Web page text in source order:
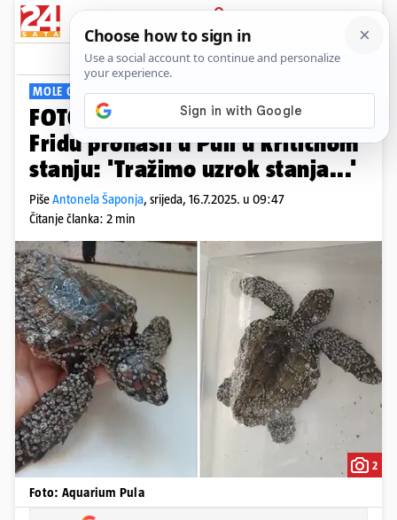
PRIJAVA
Viral Komentari
MOLE GRAĐANE DA PRIJAVE PRONALAZAK
FOTO Kornjače Raula, Havajku i
Fridu pronašli u Puli u kritičnom
stanju: 'Tražimo uzrok stanja...'
PišeAntonela Šaponja, srijeda, 16.7.2025. u 09:47
Čitanje članka: 2 min
2
Foto: Aquarium Pula